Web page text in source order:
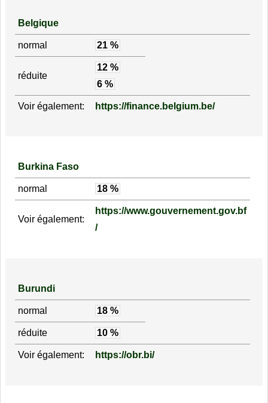
Belgique
normal 21 %
réduite
12 %
6 %
Voir également: https://finance.belgium.be/
Burkina Faso
normal 18 %
Voir également:
https://www.gouvernement.gov.bf
/
Burundi
normal 18 %
réduite 10 %
Voir également: https://obr.bi/